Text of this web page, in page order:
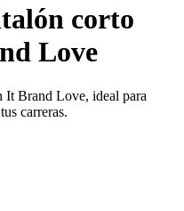
corto
Love
It Brand Love, ideal para
carreras.